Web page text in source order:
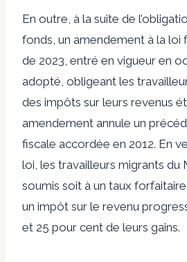
En outre, à la suite de
fonds, un amendement à la loi
de 2023, entré en vigueur en
adopté, obligeant les
des impôts sur leurs revenus
amendement annule un
fiscale accordée en 2012. En
loi, les travailleurs migrants du
soumis soit à un taux
un impôt sur le revenu
et 25 pour cent de leurs gains.